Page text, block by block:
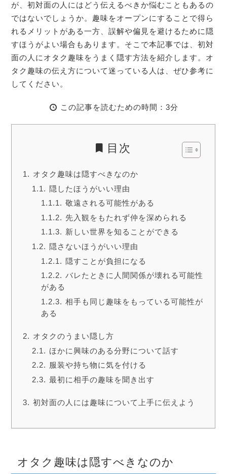
が、初対面の人にはどう伝えるべきか悩むこともあるの
ではないでしょうか。趣味をオープンにすることで得ら
れるメリットがある一方、誤解や偏見を避けるために隠
すほうがよい場合もあります。そこで本記事では、初対
面の人にオタク趣味をうまく隠す方法を紹介します。オ
タク趣味の伝え方について迷っている人は、ぜひ参考に
してください。
この記事を読むための時間：3分
目次
オタク趣味は隠すべきなのか
隠したほうがいい理由
敬遠される可能性がある
先入観をもたれず仲を深められる
新しい世界を知ることができる
隠さないほうがいい理由
隠すことが負担になる
バレたときに人間関係が壊れる可能性
がある
相手も同じ趣味をもっている可能性が
ある
オタクのうまい隠し方
ほかに興味のある分野について話す
服装や持ち物に気を付ける
最初に相手の趣味を聞き出す
初対面の人には趣味について上手に伝えよう
オタク趣味は隠すべきなのか